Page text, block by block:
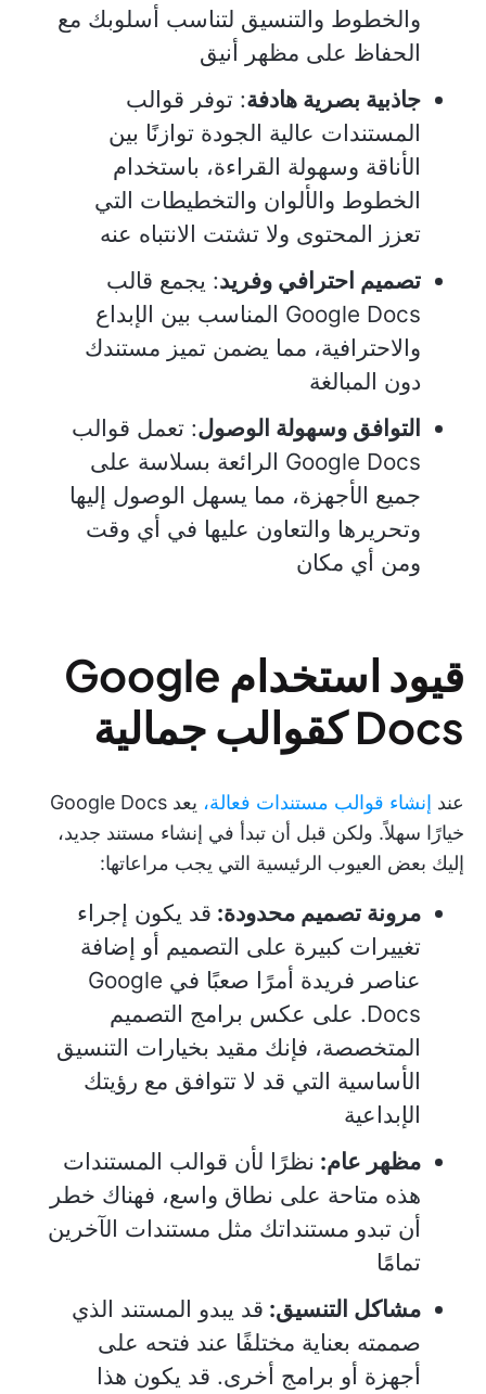
والخطوط والتنسيق لتناسب أسلوبك مع
الحفاظ على مظهر أنيق
جاذبية بصرية هادفة: توفر قوالب
المستندات عالية الجودة توازنًا بين
الأناقة وسهولة القراءة، باستخدام
الخطوط والألوان والتخطيطات التي
تعزز المحتوى ولا تشتت الانتباه عنه
تصميم احترافي وفريد: يجمع قالب
Google Docs المناسب بين الإبداع
والاحترافية، مما يضمن تميز مستندك
دون المبالغة
التوافق وسهولة الوصول: تعمل قوالب
Google Docs الرائعة بسلاسة على
جميع الأجهزة، مما يسهل الوصول إليها
وتحريرها والتعاون عليها في أي وقت
ومن أي مكان
قيود استخدام Google
Docs كقوالب جمالية
عند إنشاء قوالب مستندات فعالة،
يعد Google Docs
خيارًا سهلاً. ولكن قبل أن تبدأ في إنشاء مستند جديد،
إليك بعض العيوب الرئيسية التي يجب مراعاتها:
مرونة تصميم محدودة: قد يكون إجراء
تغييرات كبيرة على التصميم أو إضافة
عناصر فريدة أمرًا صعبًا في Google
Docs. على عكس برامج التصميم
المتخصصة، فإنك مقيد بخيارات التنسيق
الأساسية التي قد لا تتوافق مع رؤيتك
الإبداعية
مظهر عام: نظرًا لأن قوالب المستندات
هذه متاحة على نطاق واسع، فهناك خطر
أن تبدو مستنداتك مثل مستندات الآخرين
تمامًا
مشاكل التنسيق: قد يبدو المستند الذي
صممته بعناية مختلفًا عند فتحه على
أجهزة أو برامج أخرى. قد يكون هذا